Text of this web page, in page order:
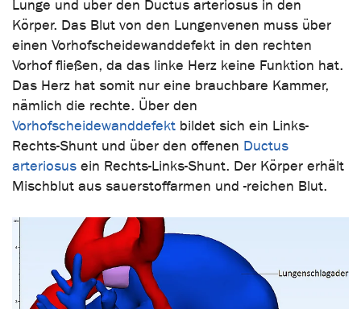
Lunge und über den Ductus arteriosus in den
Körper. Das Blut von den Lungenvenen muss über
einen Vorhofscheidewanddefekt in den rechten
Vorhof fließen, da das linke Herz keine Funktion hat.
Das Herz hat somit nur eine brauchbare Kammer,
nämlich die rechte. Über den
Vorhofscheidewanddefekt bildet sich ein Links-
Rechts-Shunt und über den offenen Ductus
arteriosus ein Rechts-Links-Shunt. Der Körper erhält
Mischblut aus sauerstoffarmen und -reichen Blut.